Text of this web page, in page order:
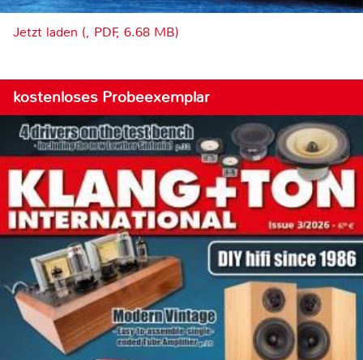
Jetzt laden (, PDF, 6.68 MB)
kostenloses Probeexemplar